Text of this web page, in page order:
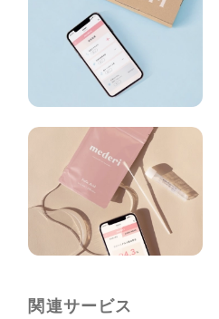
関連サービス